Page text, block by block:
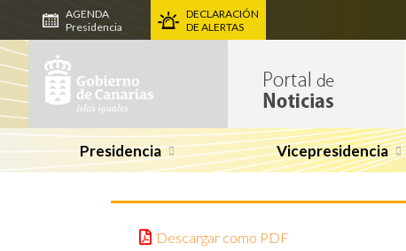
AGENDA
Presidencia
DECLARACIÓN
DE ALERTAS
Presidencia Vicepresidencia
Descargar como PDF